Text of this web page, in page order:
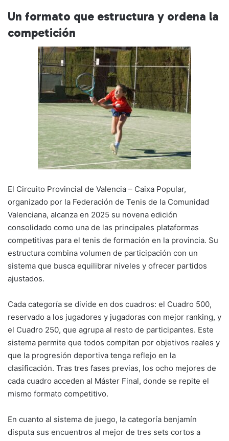
Un formato que estructura y ordena la
competición
El Circuito Provincial de Valencia – Caixa Popular,
organizado por la Federación de Tenis de la Comunidad
Valenciana, alcanza en 2025 su novena edición
consolidado como una de las principales plataformas
competitivas para el tenis de formación en la provincia. Su
estructura combina volumen de participación con un
sistema que busca equilibrar niveles y ofrecer partidos
ajustados.
Cada categoría se divide en dos cuadros: el Cuadro 500,
reservado a los jugadores y jugadoras con mejor ranking, y
el Cuadro 250, que agrupa al resto de participantes. Este
sistema permite que todos compitan por objetivos reales y
que la progresión deportiva tenga reflejo en la
clasificación. Tras tres fases previas, los ocho mejores de
cada cuadro acceden al Máster Final, donde se repite el
mismo formato competitivo.
En cuanto al sistema de juego, la categoría benjamín
disputa sus encuentros al mejor de tres sets cortos a